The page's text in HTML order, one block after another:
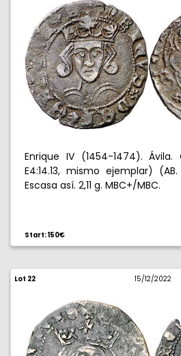
Enrique IV (1454-1474). Ávila.
E4:14.13, mismo ejemplar)
Escasa así. 2,11 g. MBC+/MBC.
Start: 150€
Lot 22 15/12/2022